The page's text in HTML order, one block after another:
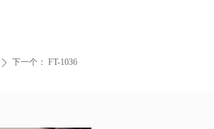
ꄲ 下一个： FT-1036